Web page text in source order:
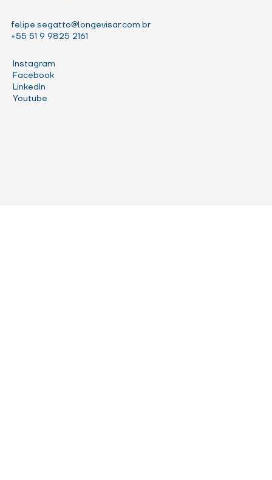
felipe.segatto@longevisar.com.br
+55 51 9 9825 2161
Instagram
Facebook
LinkedIn
Youtube